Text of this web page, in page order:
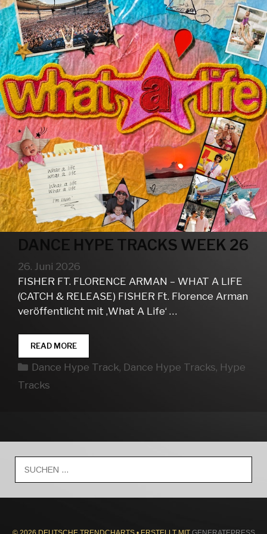
DANCE HYPE TRACKS WEEK 26
26. Juni 2026
FISHER FT. FLORENCE ARMAN – WHAT A LIFE
(CATCH & RELEASE) FISHER Ft. Florence Arman
veröffentlicht mit ‚What A Life‘ …
READ MOREDANCE
HYPE
TRACKS
Kategorien
Dance Hype Track, Dance Hype Tracks, Hype
Tracks
nach: